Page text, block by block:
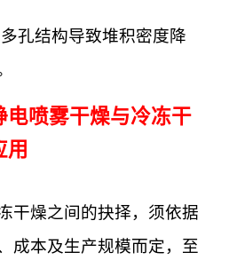
多孔结构导致堆积密度降
电喷雾干燥与冷冻干
用
干燥之间的抉择，须依据
成本及生产规模而定，至